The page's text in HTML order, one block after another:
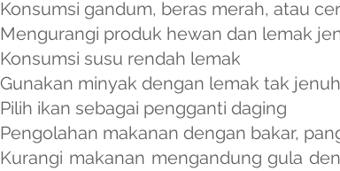
Konsumsi gandum, beras merah, atau
Mengurangi produk hewan dan lemak
Konsumsi susu rendah lemak
Gunakan minyak dengan lemak tak
Pilih ikan sebagai pengganti daging
Pengolahan makanan dengan bakar,
Kurangi makanan mengandung gula